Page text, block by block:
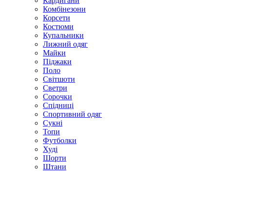
Комбінезони
Корсети
Костюми
Купальники
Лижний одяг
Майки
Піджаки
Поло
Світшоти
Светри
Сорочки
Спідниці
Спортивний одяг
Сукні
Топи
Футболки
Худі
Шорти
Штани